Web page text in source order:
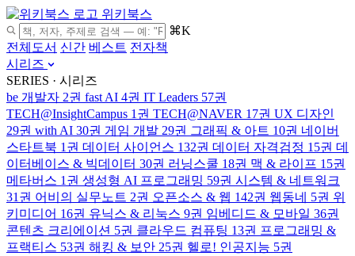
위키북스
⌘K
전체도서 신간 베스트 전자책
시리즈
SERIES · 시리즈
be 개발자 2권 fast AI 4권 IT Leaders 57권
TECH@InsightCampus 1권 TECH@NAVER 17권 UX 디자인
29권 with AI 30권 게임 개발 29권 그래픽 & 아트 10권 네이버
스타트북 1권 데이터 사이언스 132권 데이터 자격검정 15권 데
이터베이스 & 빅데이터 30권 러닝스쿨 18권 맥 & 라이프 15권
메타버스 1권 생성형 AI 프로그래밍 59권 시스템 & 네트워크
31권 어비의 실무노트 2권 오픈소스 & 웹 142권 웹동네 5권 위
키미디어 16권 유닉스 & 리눅스 9권 임베디드 & 모바일 36권
콘텐츠 크리에이션 5권 클라우드 컴퓨팅 13권 프로그래밍 &
프랙티스 53권 해킹 & 보안 25권 헬로! 인공지능 5권